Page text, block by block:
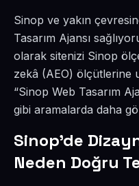
Sinop ve yakın
Tasarım Ajansı
olarak sitenizi Sinop
zekâ (AEO) ölçütlerine
“Sinop Web Tasarım
gibi aramalarda daha
Sinop’de
Neden Doğru